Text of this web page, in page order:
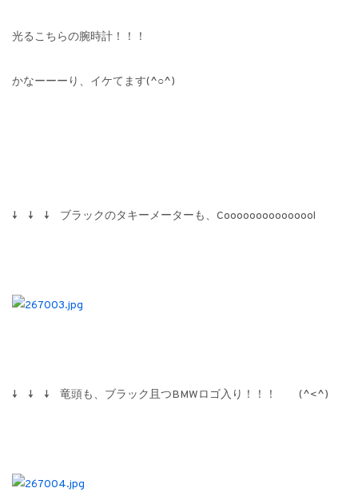
光るこちらの腕時計！！！
かなーーーり、イケてます(^○^)
↓ ↓ ↓ ブラックのタキーメーターも、Cooooooooooooool
↓ ↓ ↓ 竜頭も、ブラック且つBMWロゴ入り！！！ (^<^)